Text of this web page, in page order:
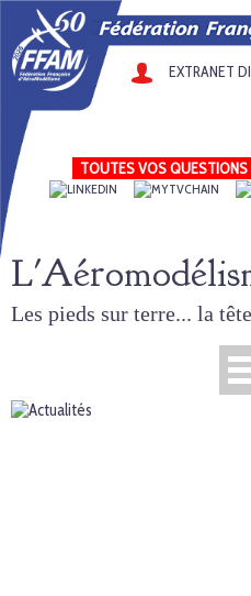
EXTRANET
TOUTES VOS QUESTIONS
Les pieds sur terre... la